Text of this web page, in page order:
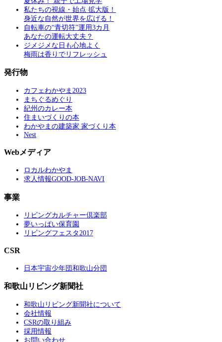
私たちの視線・始点 拡大版！
身近な自然が世界を広げる！
自転車の“青切符”運用3カ月
あなたの運転大丈夫？
ジメジメな日も心地よく
梅雨は香りでリフレッシュ
発行物
カフェわかやま2023
まちぐるめぐり
紀州のカレー本
住まいづくりの本
わかやまの建築家 家づくり本
Nest
Webメディア
ロカルわかやま
求人情報GOOD-JOB-NAVI
事業
リビングカルチャー倶楽部
夢いっぱい保育園
リビングフェスタ2017
CSR
日本宇宙少年団和歌山分団
和歌山リビング新聞社
和歌山リビング新聞社について
会社情報
CSRの取り組み
採用情報
お問い合わせ